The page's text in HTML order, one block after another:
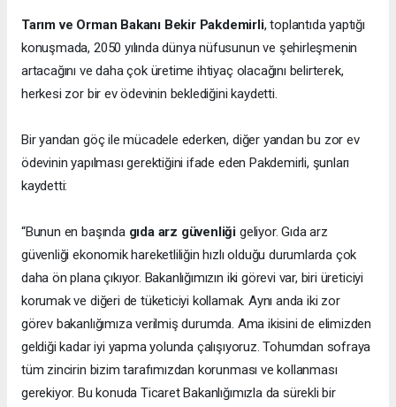
Tarım ve Orman Bakanı Bekir Pakdemirli, toplantıda yaptığı
konuşmada, 2050 yılında dünya nüfusunun ve şehirleşmenin
artacağını ve daha çok üretime ihtiyaç olacağını belirterek,
herkesi zor bir ev ödevinin beklediğini kaydetti.
Bir yandan göç ile mücadele ederken, diğer yandan bu zor ev
ödevinin yapılması gerektiğini ifade eden Pakdemirli, şunları
kaydetti:
“Bunun en başında gıda arz güvenliği geliyor. Gıda arz
güvenliği ekonomik hareketliliğin hızlı olduğu durumlarda çok
daha ön plana çıkıyor. Bakanlığımızın iki görevi var, biri üreticiyi
korumak ve diğeri de tüketiciyi kollamak. Aynı anda iki zor
görev bakanlığımıza verilmiş durumda. Ama ikisini de elimizden
geldiği kadar iyi yapma yolunda çalışıyoruz. Tohumdan sofraya
tüm zincirin bizim tarafımızdan korunması ve kollanması
gerekiyor. Bu konuda Ticaret Bakanlığımızla da sürekli bir